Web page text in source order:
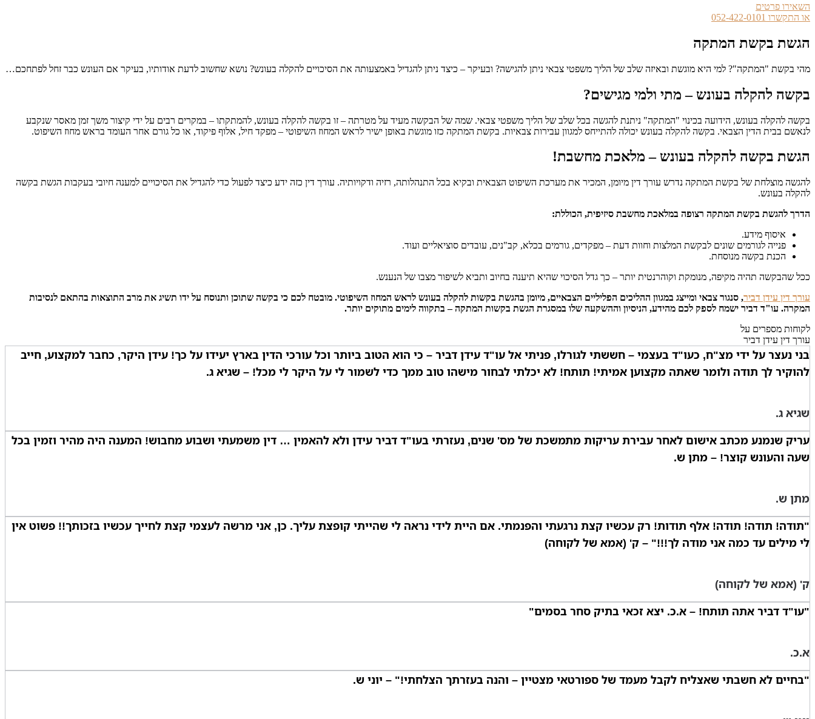
השאירו פרטים
או התקשרו 052-422-0101
הגשת בקשת המתקה
מהי בקשת "המתקה"? למי היא מוגשת ובאיזה שלב של הליך משפטי צבאי ניתן להגישה? ובעיקר – כיצד ניתן להגדיל באמצעותה את הסיכויים להקלה בעונש? נושא שחשוב לדעת אודותיו, בעיקר אם העונש כבר זחל לפתחכם…
בקשה להקלה בעונש – מתי ולמי מגישים?
בקשה להקלה בעונש, הידועה בכינוי "המתקה" ניתנת להגשה בכל שלב של הליך משפטי צבאי. שמה של הבקשה מעיד על מטרתה – זו בקשה להקלה בעונש, להמתקתו – במקרים רבים על ידי קיצור משך זמן מאסר שנקבע
לנאשם בבית הדין הצבאי. בקשה להקלה בעונש יכולה להתייחס למגוון עבירות צבאיות. בקשת המתקה כזו מוגשת באופן ישיר לראש המחוז השיפוטי – מפקד חיל, אלוף פיקוד, או כל גורם אחר העומד בראש מחוז השיפוט.
הגשת בקשה להקלה בעונש – מלאכת מחשבת!
להגשה מוצלחת של בקשת המתקה נדרש עורך דין מיומן, המכיר את מערכת השיפוט הצבאית ובקיא בכל התנהלותה, רזיה ודקויותיה. עורך דין כזה ידע כיצד לפעול כדי להגדיל את הסיכויים למענה חיובי בעקבות הגשת בקשה
להקלה בעונש.
הדרך להגשת בקשת המתקה רצופה במלאכת מחשבת סיזיפית, הכוללת:
איסוף מידע.
פנייה לגורמים שונים לבקשת המלצות וחוות דעת – מפקדים, גורמים בכלא, קב"נים, עובדים סוציאליים ועוד.
הכנת בקשה מנוסחת.
ככל שהבקשה תהיה מקיפה, מנומקת וקוהרנטית יותר – כך גדל הסיכוי שהיא תיענה בחיוב ותביא לשיפור מצבו של הנענש.
עורך דין עידן דביר, סנגור צבאי ומייצג במגוון ההליכים הפליליים הצבאיים, מיומן בהגשת בקשות להקלה בעונש לראש המחוז השיפוטי. מובטח לכם כי בקשה שתוכן ותנוסח על ידו תשיג את מרב התוצאות בהתאם לנסיבות
המקרה. עו"ד דביר ישמח לספק לכם מהידע, הניסיון וההשקעה שלו במסגרת הגשת בקשות המתקה – בתקווה לימים מתוקים יותר.
לקוחות מספרים על
עורך דין עידן דביר
בני נעצר על ידי מצ"ח, כעו"ד בעצמי – חששתי לגורלו, פניתי אל עו"ד עידן דביר – כי הוא הטוב ביותר וכל עורכי הדין בארץ יעידו על כך! עידן היקר, כחבר למקצוע, חייב
להוקיר לך תודה ולומר שאתה מקצוען אמיתי! תותח! לא יכלתי לבחור מישהו טוב ממך כדי לשמור לי על היקר לי מכל! – שגיא ג.
שגיא ג.
עריק שנמנע מכתב אישום לאחר עבירת עריקות מתמשכת של מס' שנים, נעזרתי בעו"ד דביר עידן ולא להאמין … דין משמעתי ושבוע מחבוש! המענה היה מהיר וזמין בכל
שעה והעונש קוצר! – מתן ש.
מתן ש.
"תודה! תודה! תודה! אלף תודות! רק עכשיו קצת נרגעתי והפנמתי. אם היית לידי נראה לי שהייתי קופצת עליך. כן, אני מרשה לעצמי קצת לחייך עכשיו בזכותך!! פשוט אין
לי מילים עד כמה אני מודה לך!!!" – ק' (אמא של לקוחה)
ק' (אמא של לקוחה)
"עו"ד דביר אתה תותח! – א.כ. יצא זכאי בתיק סחר בסמים"
א.כ.
"בחיים לא חשבתי שאצליח לקבל מעמד של ספורטאי מצטיין – והנה בעזרתך הצלחתי!" – יוני ש.